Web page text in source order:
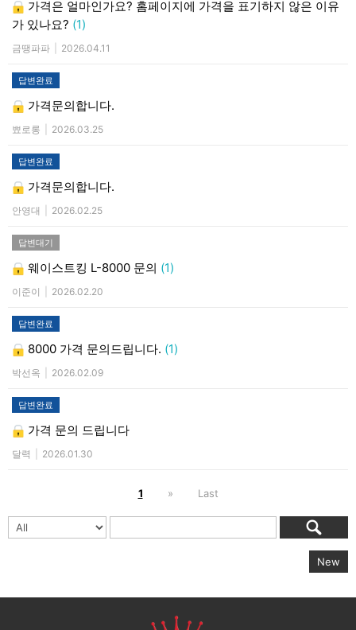
가격은 얼마인가요? 홈페이지에 가격을 표기하지 않은 이유
가 있나요? (1)
금땡파파 2026.04.11
답변완료
가격문의합니다.
뾰로롱 2026.03.25
답변완료
가격문의합니다.
안영대 2026.02.25
답변대기
웨이스트킹 L-8000 문의 (1)
이준이 2026.02.20
답변완료
8000 가격 문의드립니다. (1)
박선옥 2026.02.09
답변완료
가격 문의 드립니다
달력 2026.01.30
1 » Last
New